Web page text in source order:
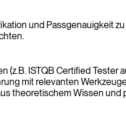
und Passgenauigkeit
ISTQB Certified
mit relevanten
theoretischem Wissen